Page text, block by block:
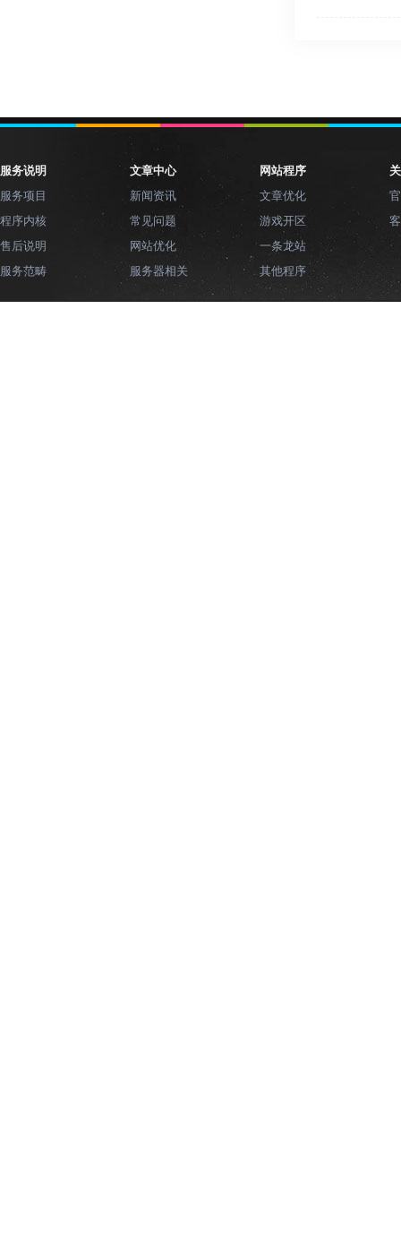
服务说明
服务项目
程序内核
售后说明
服务范畴
文章中心
新闻资讯
常见问题
网站优化
服务器相关
网站程序
文章优化
游戏开区
一条龙站
其他程序